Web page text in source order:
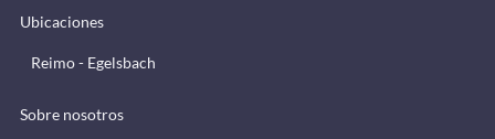
Ubicaciones
Reimo - Egelsbach
Sobre nosotros